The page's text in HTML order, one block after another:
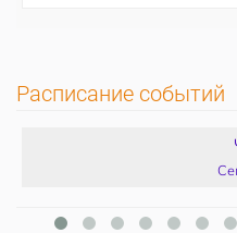
Расписание событий